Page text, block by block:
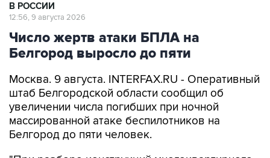
В РОССИИ
12:56, 9 августа 2026
Число жертв атаки БПЛА на
Белгород выросло до пяти
Москва. 9 августа. INTERFAX.RU - Оперативный
штаб Белгородской области сообщил об
увеличении числа погибших при ночной
массированной атаке беспилотников на
Белгород до пяти человек.